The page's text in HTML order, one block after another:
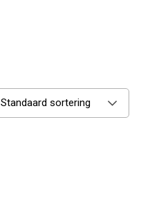
Standaard sortering